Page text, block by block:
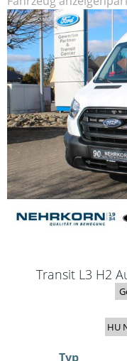
Transit L3 H2
HU
Typ